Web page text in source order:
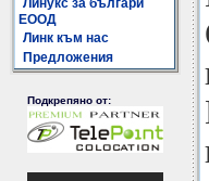
Линукс за българи
ЕООД
Линк към нас
Предложения
Подкрепяно от: